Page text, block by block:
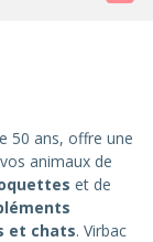
50 ans, offre une
animaux de
et de
et chats. Virbac